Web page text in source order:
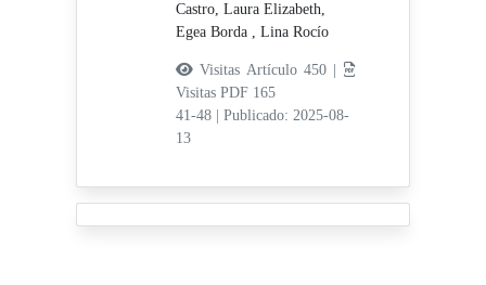
Castro, Laura Elizabeth,
Egea Borda , Lina Rocío
Visitas Artículo 450 |
Visitas PDF 165
41-48
Publicado: 2025-08-
13